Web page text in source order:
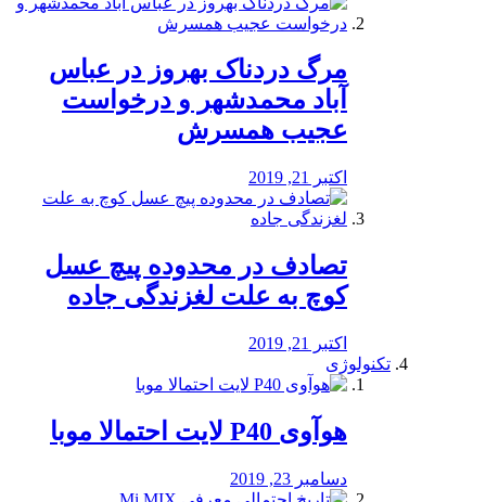
مرگ دردناک بهروز در عباس
آباد محمدشهر و درخواست
عجیب همسرش
اکتبر 21, 2019
تصادف در محدوده پیچ عسل
کوچ به علت لغزندگی جاده
اکتبر 21, 2019
تکنولوژی
هوآوی P40 لایت احتمالا موبا
دسامبر 23, 2019